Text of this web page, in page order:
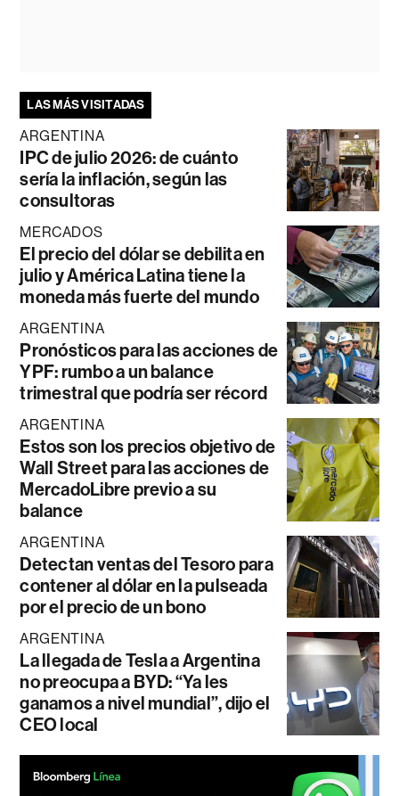
LAS MÁS VISITADAS
ARGENTINA
IPC de julio 2026: de cuánto
sería la inflación, según las
consultoras
MERCADOS
El precio del dólar se debilita en
julio y América Latina tiene la
moneda más fuerte del mundo
ARGENTINA
Pronósticos para las acciones de
YPF: rumbo a un balance
trimestral que podría ser récord
ARGENTINA
Estos son los precios objetivo de
Wall Street para las acciones de
MercadoLibre previo a su
balance
ARGENTINA
Detectan ventas del Tesoro para
contener al dólar en la pulseada
por el precio de un bono
ARGENTINA
La llegada de Tesla a Argentina
no preocupa a BYD: “Ya les
ganamos a nivel mundial”, dijo el
CEO local